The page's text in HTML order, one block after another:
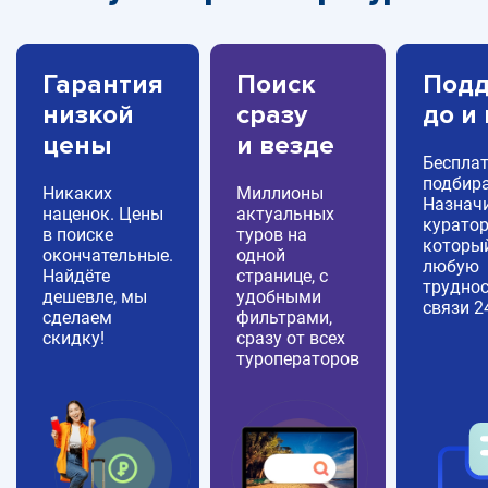
Гарантия
низкой
цены
Никаких
наценок. Цены
в поиске
окончательные.
Найдёте
дешевле, мы
сделаем
скидку!
Поиск
сразу
и везде
Миллионы
актуальных
туров на
одной
странице, с
удобными
фильтрами,
сразу от всех
туроператоров
до и
любую
связи